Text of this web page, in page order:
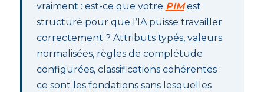
vraiment : est-ce que votre PIMest
structuré pour que l’IA puisse travailler
correctement ? Attributs typés, valeurs
normalisées, règles de complétude
configurées, classifications cohérentes :
ce sont les fondations sans lesquelles